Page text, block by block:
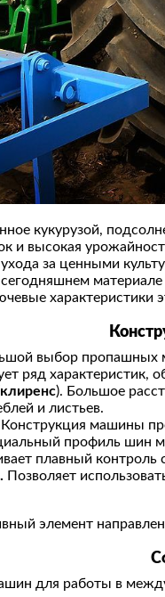
кукурузой,
и высокая
ухода за ценными
характеристики
выбор пропашных
ряд характеристик,
). Большое
и листьев.
Конструкция машины
профиль шин
плавный контроль
Позволяет
элемент
для работы в